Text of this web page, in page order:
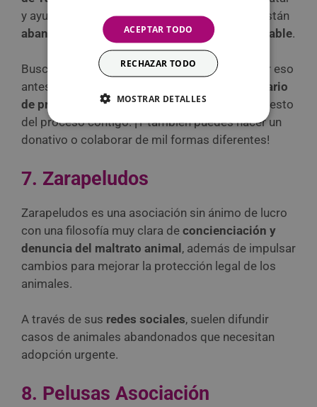
y ayudar a perros y gatos de la comarca que están
abandonados, perdidos o en situación vulnerable.
Buscan a familias adoptivas responsables; por eso
antes de nada, te piden que rellenes un
formulario
de preadopcióny, a partir de ahí, gestionan el resto
del proceso contigo. ¡Y también puedes hacer un
donativo o colaborar de mil formas diferentes!
7. Zarapeludos
Zarapeludos es una asociación sin ánimo de lucro
con una filosofía muy clara de concienciación y
denuncia del maltrato animal, además de impulsar
cambios para mejorar la protección legal de los
animales.
A través de sus redes sociales, suelen difundir
casos de animales abandonados que necesitan
adopción urgente.
8. Pelusas Asociación
ACEPTAR TODO
RECHAZAR TODO
MOSTRAR DETALLES